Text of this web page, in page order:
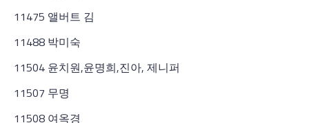
11475 앨버트 김
11488 박미숙
11504 윤치원,윤명희,진아, 제니퍼
11507 무명
11508 여옥경